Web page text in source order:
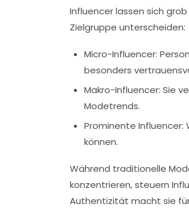
Influencer lassen sich
Zielgruppe unterscheiden:
Micro-Influencer:
besonders
Makro-Influencer: Sie
Modetrends.
Prominente Influencer:
können.
Während traditionelle
konzentrieren, steuern
Authentizität macht sie